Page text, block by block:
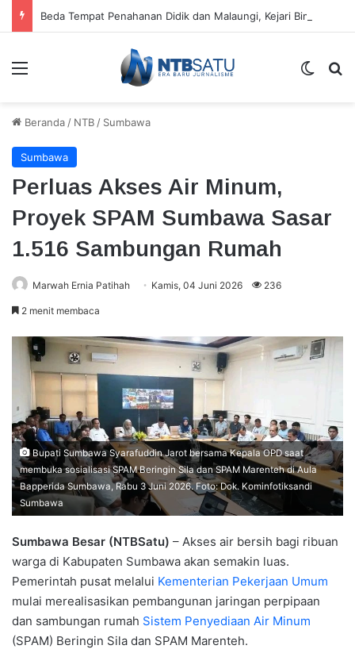
Menu
Beranda / NTB / Sumbawa
Sumbawa
Perluas Akses Air Minum,
Proyek SPAM Sumbawa Sasar
1.516 Sambungan Rumah
Marwah Ernia Patihah Kamis, 04 Juni 2026 236
2 menit membaca
Bupati Sumbawa Syarafuddin Jarot bersama Kepala OPD saat
membuka sosialisasi SPAM Beringin Sila dan SPAM Marenteh di Aula
Bapperida Sumbawa, Rabu 3 Juni 2026. Foto: Dok. Kominfotiksandi
Sumbawa
Sumbawa Besar (NTBSatu) – Akses air bersih bagi ribuan
warga di Kabupaten Sumbawa akan semakin luas.
Pemerintah pusat melalui Kementerian Pekerjaan Umum
mulai merealisasikan pembangunan jaringan perpipaan
dan sambungan rumah Sistem Penyediaan Air Minum
(SPAM) Beringin Sila dan SPAM Marenteh.